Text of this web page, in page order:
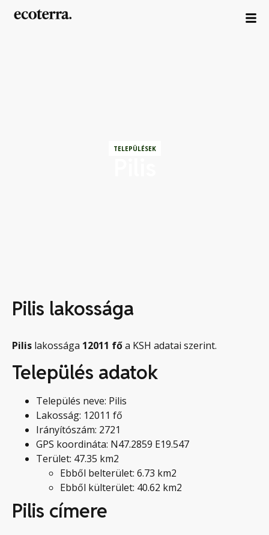
TELEPÜLÉSEK
Pilis lakossága
Pilis lakossága 12011 főa KSH adatai szerint.
Település adatok
Település neve: Pilis
Lakosság: 12011 fő
Irányítószám: 2721
GPS koordináta: N47.2859 E19.547
Terület: 47.35 km2
Ebből belterület: 6.73 km2
Ebből külterület: 40.62 km2
Pilis címere